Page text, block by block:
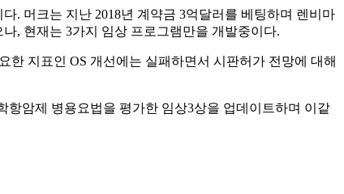
. 머크는 지난 2018년 계약금 3억달러를 베팅하며 렌비마
, 현재는 3가지 임상 프로그램만을 개발중이다.
한 지표인 OS 개선에는 실패하면서 시판허가 전망에 대해
항암제 병용요법을 평가한 임상3상을 업데이트하며 이같